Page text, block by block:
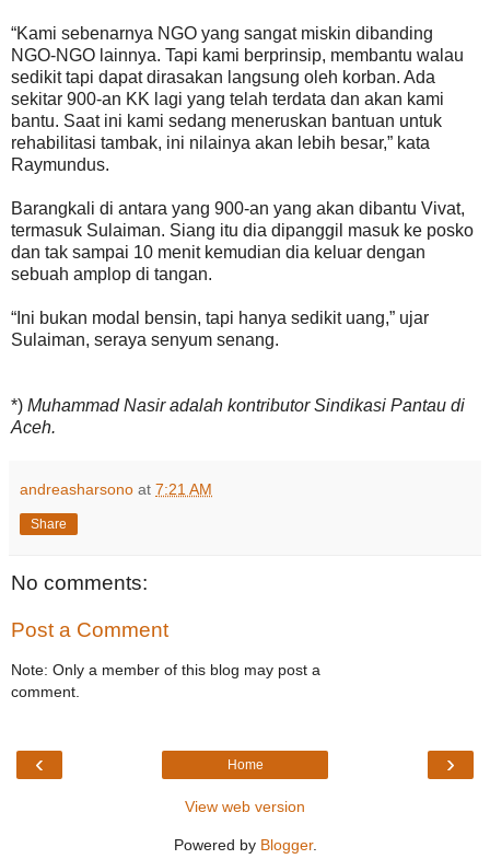
“Kami sebenarnya NGO yang sangat miskin dibanding
NGO-NGO lainnya. Tapi kami berprinsip, membantu walau
sedikit tapi dapat dirasakan langsung oleh korban. Ada
sekitar 900-an KK lagi yang telah terdata dan akan kami
bantu. Saat ini kami sedang meneruskan bantuan untuk
rehabilitasi tambak, ini nilainya akan lebih besar,” kata
Raymundus.
Barangkali di antara yang 900-an yang akan dibantu Vivat,
termasuk Sulaiman. Siang itu dia dipanggil masuk ke posko
dan tak sampai 10 menit kemudian dia keluar dengan
sebuah amplop di tangan.
“Ini bukan modal bensin, tapi hanya sedikit uang,” ujar
Sulaiman, seraya senyum senang.
*) Muhammad Nasir adalah kontributor Sindikasi Pantau di
Aceh.
andreasharsono at 7:21 AM
Share
No comments:
Post a Comment
Note: Only a member of this blog may post a
comment.
‹ ›
Home
View web version
Powered by Blogger.